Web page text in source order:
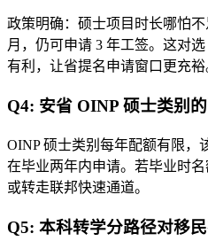
政策明确：硕士项目时长哪怕
月，仍可申请 3 年工签。这对
有利，让省提名申请窗口更充裕
Q4: 安省 OINP 硕士类别
OINP 硕士类别每年配额有限，
在毕业两年内申请。若毕业时
或转走联邦快速通道。
Q5: 本科转学分路径对移民